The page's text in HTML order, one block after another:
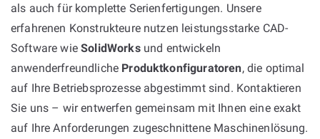
als auch für komplette Serienfertigungen. Unsere
erfahrenen Konstrukteure nutzen leistungsstarke CAD-
Software wieSolidWorksund entwickeln
anwenderfreundliche Produktkonfiguratoren, die optimal
auf Ihre Betriebsprozesse abgestimmt sind. Kontaktieren
Sie uns – wir entwerfen gemeinsam mit Ihnen eine exakt
auf Ihre Anforderungen zugeschnittene Maschinenlösung.